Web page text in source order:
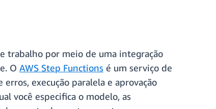
trabalho por meio de uma integração
O AWS Step Functions é um serviço de
execução paralela e aprovação
você especifica o modelo, as